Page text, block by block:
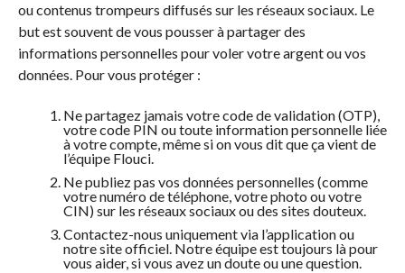
ou contenus trompeurs diffusés sur les réseaux sociaux. Le
but est souvent de vous pousser à partager des
informations personnelles pour voler votre argent ou vos
données. Pour vous protéger :
Ne partagez jamais votre code de validation (OTP),
votre code PIN ou toute information personnelle liée
à votre compte, même si on vous dit que ça vient de
l’équipe Flouci.
Ne publiez pas vos données personnelles (comme
votre numéro de téléphone, votre photo ou votre
CIN) sur les réseaux sociaux ou des sites douteux.
Contactez-nous uniquement via l’application ou
notre site officiel. Notre équipe est toujours là pour
vous aider, si vous avez un doute ou une question.